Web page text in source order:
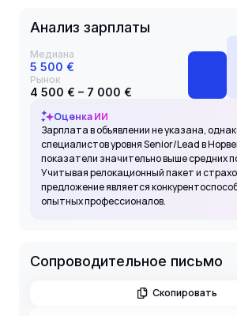
Анализ зарплаты
Медиана
5 500 €
Рынок
4 500 € – 7 000 €
Оценка ИИ
Зарплата в объявлении не указана,
специалистов уровня Senior/Lead в
показатели значительно выше средних
Учитывая релокационный пакет и
предложение является
опытных профессионалов.
Сопроводительное письмо
Скопировать